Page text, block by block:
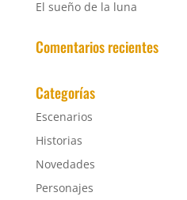
El sueño de la luna
Comentarios recientes
Categorías
Escenarios
Historias
Novedades
Personajes